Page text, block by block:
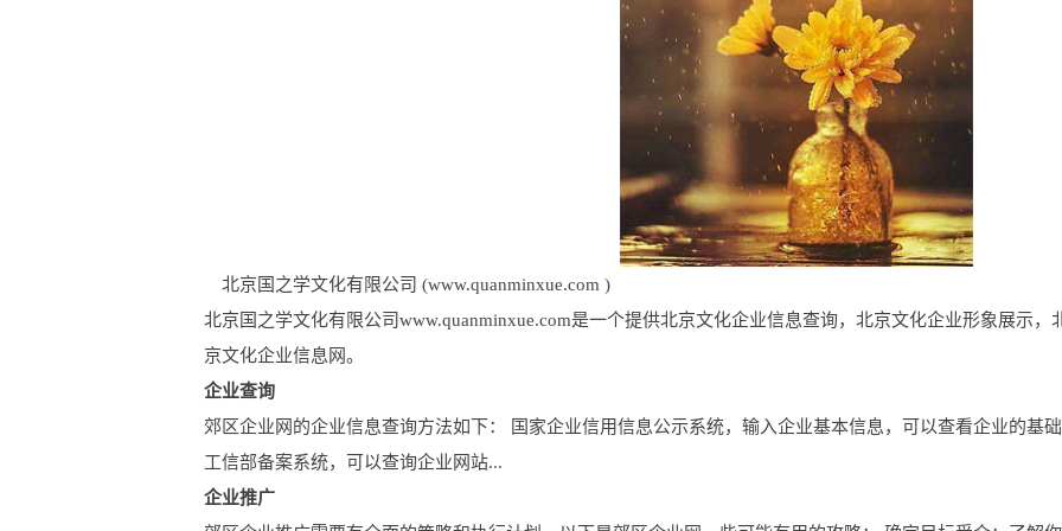
北京国之学文化有限公司 (www.quanminxue.com )
北京国之学文化有限公司www.quanminxue.com是一个提供北京文化企业信息查询，北京文化企业形象展示
京文化企业信息网。
企业查询
郊区企业网的企业信息查询方法如下： 国家企业信用信息公示系统，输入企业基本信息，可以查看企业的基
工信部备案系统，可以查询企业网站...
企业推广